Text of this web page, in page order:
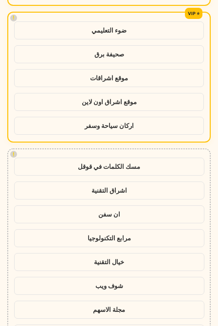
!
ضوء التعليمي
صحيفة برق
موقع اشراقات
موقع اشراق اون لاين
اركان سياحة وسفر
!
مسك الكلمات في قوقل
اشراق التقنية
ان سفن
مرابع التكنولوجيا
خيال التقنية
شوف ويب
مجلة الاسهم